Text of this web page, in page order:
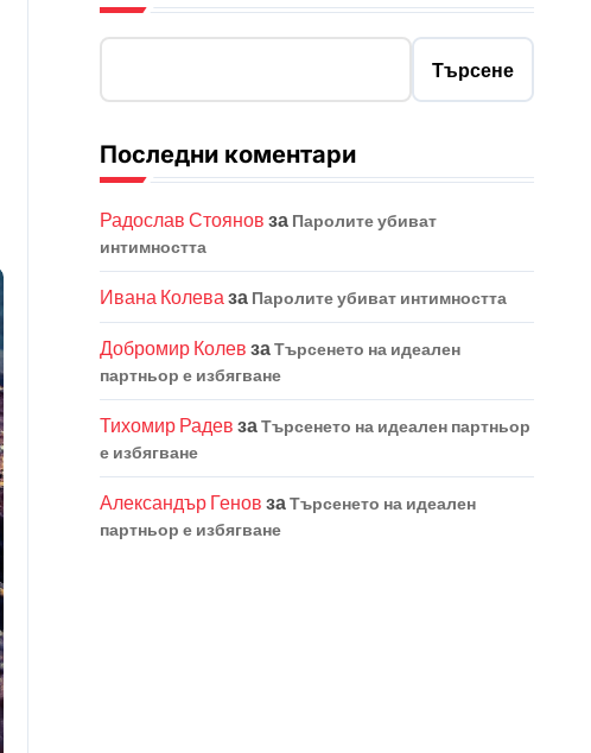
Търсене
Последни коментари
Радослав Стоянов за Паролите убиват
интимността
Ивана Колеваза Паролите убиват интимността
Добромир Колев заТърсенето на идеален
партньор е избягване
Тихомир Радев заТърсенето на идеален партньор
е избягване
Александър Генов заТърсенето на идеален
партньор е избягване